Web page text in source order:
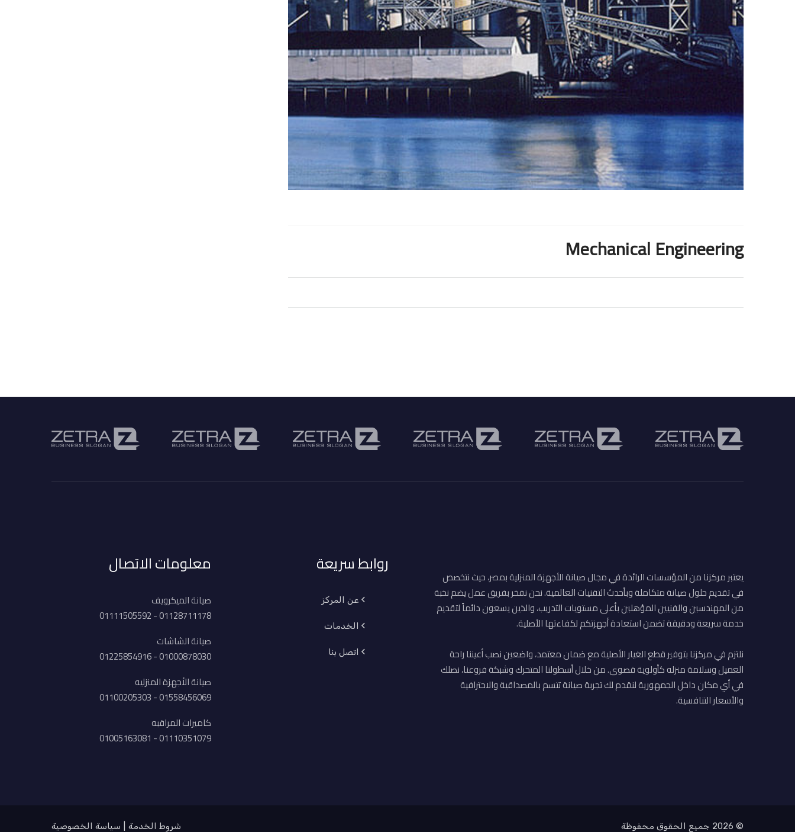
Mechanical Engineering
يعتبر مركزنا من المؤسسات الرائدة في مجال صيانة الأجهزة المنزلية بمصر، حيث نتخصص
في تقديم حلول صيانة متكاملة وبأحدث التقنيات العالمية. نحن نفخر بفريق عمل يضم نخبة
من المهندسين والفنيين المؤهلين بأعلى مستويات التدريب، والذين يسعون دائماً لتقديم
خدمة سريعة ودقيقة تضمن استعادة أجهزتكم لكفاءتها الأصلية.
نلتزم في مركزنا بتوفير قطع الغيار الأصلية مع ضمان معتمد، واضعين نصب أعيننا راحة
العميل وسلامة منزله كأولوية قصوى. من خلال أسطولنا المتحرك وشبكة فروعنا، نصلك
في أي مكان داخل الجمهورية لنقدم لك تجربة صيانة تتسم بالمصداقية والاحترافية
والأسعار التنافسية.
روابط سريعة
عن المركز
الخدمات
اتصل بنا
معلومات الاتصال
صيانة الميكرويف
01128711178 - 01111505592
صيانة الشاشات
01000878030 - 01225854916
صيانة الأجهزة المنزليه
01558456069 - 01100205303
كاميرات المراقبه
01110351079 - 01005163081
© 2026 جميع الحقوق محفوظة شروط الخدمة سياسة الخصوصية